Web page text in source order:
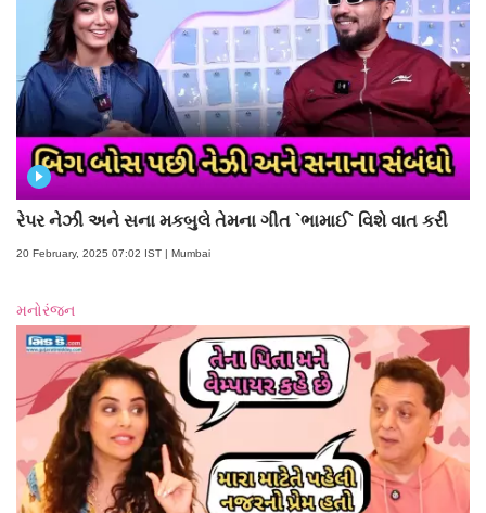
રેપર નેઝી અને સના મકબુલે તેમના ગીત `ભામાઈ` વિશે વાત કરી
20 February, 2025 07:02 IST | Mumbai
મનોરંજન